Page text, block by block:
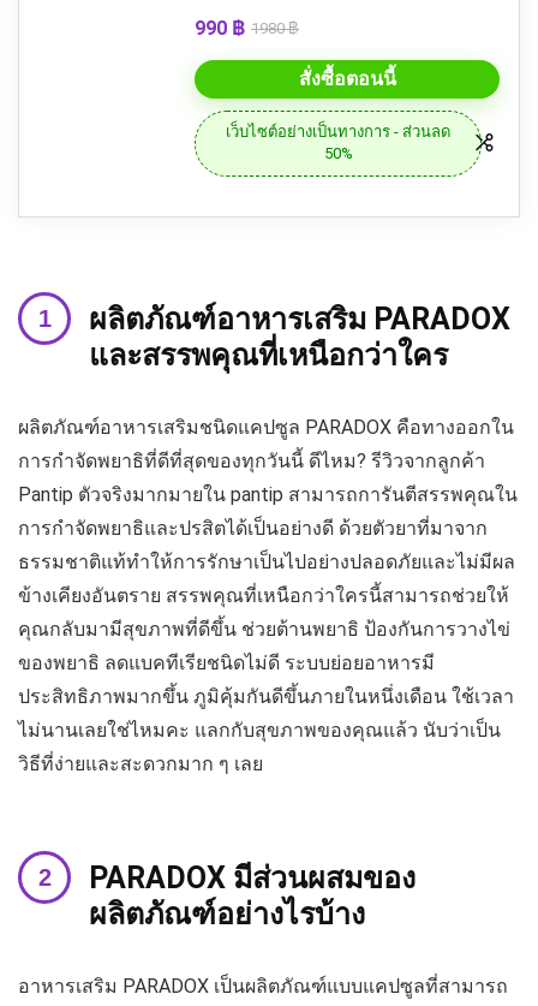
990 ฿ 1980 ฿
สั่งซื้อตอนนี้
เว็บไซต์อย่างเป็นทางการ - ส่วนลด
50%
ผลิตภัณฑ์อาหารเสริม PARADOX
และสรรพคุณที่เหนือกว่าใคร
ผลิตภัณฑ์อาหารเสริมชนิดแคปซูล PARADOX คือทางออกใน
การกำจัดพยาธิที่ดีที่สุดของทุกวันนี้ ดีไหม? รีวิวจากลูกค้า
Pantip ตัวจริงมากมายใน pantip สามารถการันตีสรรพคุณใน
การกำจัดพยาธิและปรสิตได้เป็นอย่างดี ด้วยตัวยาที่มาจาก
ธรรมชาติแท้ทำให้การรักษาเป็นไปอย่างปลอดภัยและไม่มีผล
ข้างเคียงอันตราย สรรพคุณที่เหนือกว่าใครนี้สามารถช่วยให้
คุณกลับมามีสุขภาพที่ดีขึ้น ช่วยต้านพยาธิ ป้องกันการวางไข่
ของพยาธิ ลดแบคทีเรียชนิดไม่ดี ระบบย่อยอาหารมี
ประสิทธิภาพมากขึ้น ภูมิคุ้มกันดีขึ้นภายในหนึ่งเดือน ใช้เวลา
ไม่นานเลยใช่ไหมคะ แลกกับสุขภาพของคุณแล้ว นับว่าเป็น
วิธีที่ง่ายและสะดวกมาก ๆ เลย
PARADOX มีส่วนผสมของ
ผลิตภัณฑ์อย่างไรบ้าง
อาหารเสริม PARADOX เป็นผลิตภัณฑ์แบบแคปซูลที่สามารถ